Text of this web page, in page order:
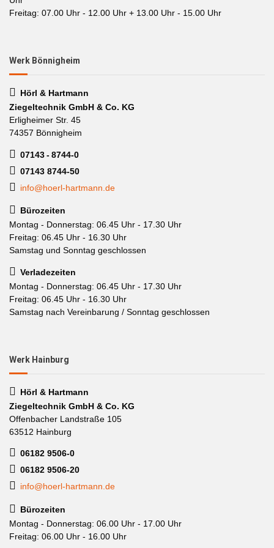
Freitag: 07.00 Uhr - 12.00 Uhr + 13.00 Uhr - 15.00 Uhr
Werk Bönnigheim
Hörl & Hartmann
Ziegeltechnik GmbH & Co. KG
Erligheimer Str. 45
74357 Bönnigheim
07143 - 8744-0
07143 8744-50
info@hoerl-hartmann.de
Bürozeiten
Montag - Donnerstag: 06.45 Uhr - 17.30 Uhr
Freitag: 06.45 Uhr - 16.30 Uhr
Samstag und Sonntag geschlossen
Verladezeiten
Montag - Donnerstag: 06.45 Uhr - 17.30 Uhr
Freitag: 06.45 Uhr - 16.30 Uhr
Samstag nach Vereinbarung / Sonntag geschlossen
Werk Hainburg
Hörl & Hartmann
Ziegeltechnik GmbH & Co. KG
Offenbacher Landstraße 105
63512 Hainburg
06182 9506-0
06182 9506-20
info@hoerl-hartmann.de
Bürozeiten
Montag - Donnerstag: 06.00 Uhr - 17.00 Uhr
Freitag: 06.00 Uhr - 16.00 Uhr